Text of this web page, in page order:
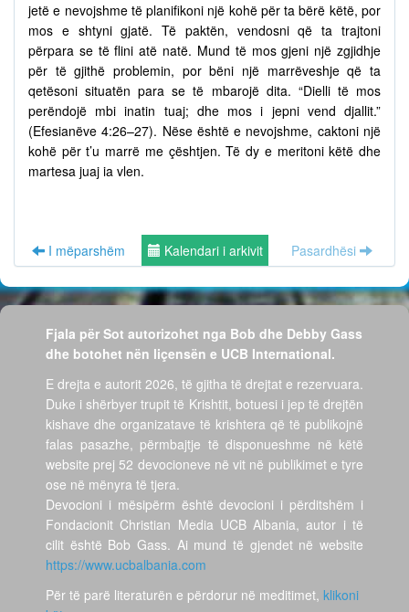
jetë e nevojshme të planifikoni një kohë për ta bërë këtë, por
mos e shtyni gjatë. Të paktën, vendosni që ta trajtoni
përpara se të flini atë natë. Mund të mos gjeni një zgjidhje
për të gjithë problemin, por bëni një marrëveshje që ta
qetësoni situatën para se të mbarojë dita. “Dielli të mos
perëndojë mbi inatin tuaj; dhe mos i jepni vend djallit.”
(Efesianëve 4:26–27). Nëse është e nevojshme, caktoni një
kohë për t’u marrë me çështjen. Të dy e meritoni këtë dhe
martesa juaj ia vlen.
I mëparshëm Kalendari i arkivit Pasardhësi
Fjala për Sot autorizohet nga Bob dhe Debby Gass
dhe botohet nën liçensën e UCB International.
E drejta e autorit 2026, të gjitha të drejtat e rezervuara.
Duke i shërbyer trupit të Krishtit, botuesi i jep të drejtën
kishave dhe organizatave të krishtera që të publikojnë
falas pasazhe, përmbajtje të disponueshme në këtë
website prej 52 devocioneve në vit në publikimet e tyre
ose në mënyra të tjera.
Devocioni i mësipërm është devocioni i përditshëm i
Fondacionit Christian Media UCB Albania, autor i të
cilit është Bob Gass. Ai mund të gjendet në website
https://www.ucbalbania.com
Për të parë literaturën e përdorur në meditimet, klikoni